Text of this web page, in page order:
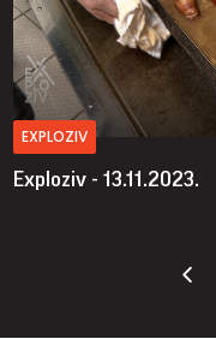
EXPLOZIV
Exploziv - 13.11.2023.